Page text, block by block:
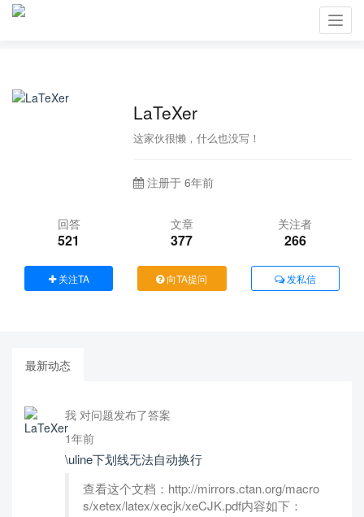
LaTeXer
这家伙很懒，什么也没写！
注册于 6年前
回答
521
文章
377
关注者
266
关注TA 向TA提问 发私信
最新动态
我 对问题发布了答案
1年前
\uline下划线无法自动换行
查看这个文档：http://mirrors.ctan.org/macro
s/xetex/latex/xecjk/xeCJK.pdf内容如下：